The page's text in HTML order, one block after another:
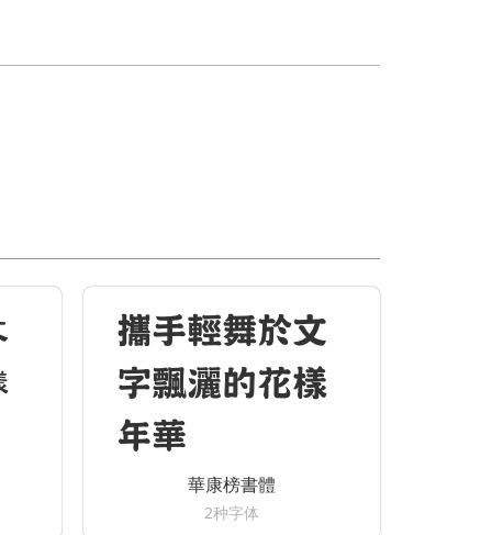
攜手輕舞於文
字飄灑的花樣
年華
華康榜書體
2种字体